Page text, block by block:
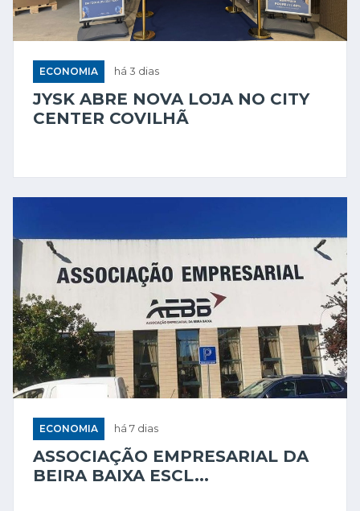
ECONOMIA há 3 dias
JYSK ABRE NOVA LOJA NO CITY
CENTER COVILHÃ
ECONOMIA há 7 dias
ASSOCIAÇÃO EMPRESARIAL DA
BEIRA BAIXA ESCL...